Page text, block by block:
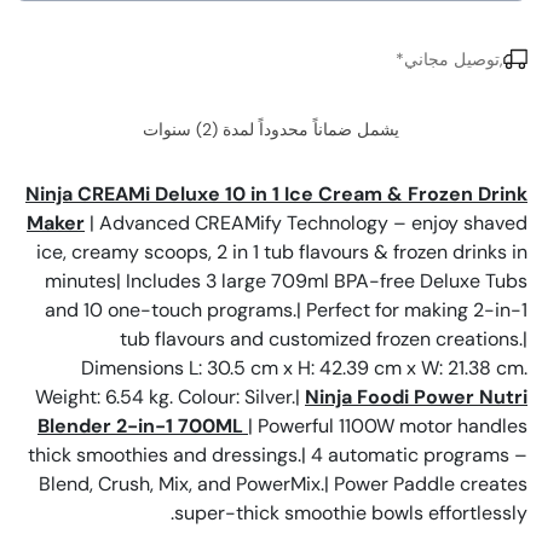
,توصيل مجاني*
يشمل ضماناً محدوداً لمدة (2) سنوات
Ninja CREAMi Deluxe 10 in 1 Ice Cream & Frozen Drink
Maker | Advanced CREAMify Technology – enjoy shaved
ice, creamy scoops, 2 in 1 tub flavours & frozen drinks in
minutes| Includes 3 large 709ml BPA-free Deluxe Tubs
and 10 one-touch programs.| Perfect for making 2-in-1
tub flavours and customized frozen creations.|
Dimensions L: 30.5 cm x H: 42.39 cm x W: 21.38 cm.
Weight: 6.54 kg. Colour: Silver.| Ninja Foodi Power Nutri
Blender 2-in-1 700ML | Powerful 1100W motor handles
thick smoothies and dressings.| 4 automatic programs –
Blend, Crush, Mix, and PowerMix.| Power Paddle creates
super-thick smoothie bowls effortlessly.